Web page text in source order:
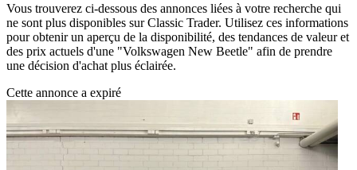
Vous trouverez ci-dessous des annonces liées à votre recherche qui
ne sont plus disponibles sur Classic Trader. Utilisez ces informations
pour obtenir un aperçu de la disponibilité, des tendances de valeur et
des prix actuels d'une "Volkswagen New Beetle" afin de prendre
une décision d'achat plus éclairée.
Cette annonce a expiré